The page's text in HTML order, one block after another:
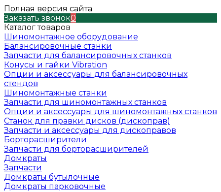
Полная версия сайта
Заказать звонок0
Каталог товаров
Шиномонтажное оборудование
Балансировочные станки
Запчасти для балансировочных станков
Конусы и гайки Vibration
Опции и аксессуары для балансировочных
стендов
Шиномонтажные станки
Запчасти для шиномонтажных станков
Опции и аксессуары для шиномонтажных станков
Станок для правки дисков (дископрав)
Запчасти и аксессуары для дископравов
Борторасширители
Запчасти для борторасширителей
Домкраты
Запчасти
Домкраты бутылочные
Домкраты парковочные